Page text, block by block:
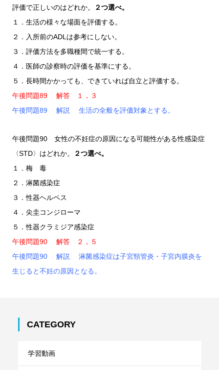
評価で正しいのはどれか。
２つ選べ。
１．生活の様々な場面を評価する。
２．入所前のADLは参考にしない。
３．評価方法を多職種間で統一する。
４．医師の診察時の評価を基準にする。
５．長時間かかっても、できていれば自立と評価する。
午後問題89 解答 １，３
午後問題89 解説 生活の全般を評価対象とする。
午後問題90 女性の不妊症の原因になる可能性がある性感染症
〈STD〉はどれか。
２つ選べ。
１．梅 毒
２．淋菌感染症
３．性器ヘルペス
４．尖圭コンジローマ
５．性器クラミジア感染症
午後問題90 解答 ２，５
午後問題90 解説 淋菌感染症は子宮頸管炎・子宮内膜炎を
生じると不妊の原因となる。
CATEGORY
学習動画